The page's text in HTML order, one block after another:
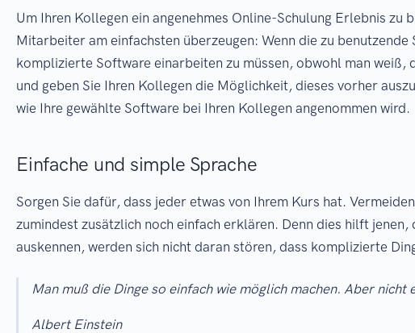
Um Ihren Kollegen ein angenehmes Online-Schulung Erlebnis
Mitarbeiter am einfachsten überzeugen: Wenn die zu
komplizierte Software einarbeiten zu müssen, obwohl man
und geben Sie Ihren Kollegen die Möglichkeit, dieses vorher
wie Ihre gewählte Software bei Ihren Kollegen angenommen wird.
Einfache und simple Sprache
Sorgen Sie dafür, dass jeder etwas von Ihrem Kurs hat.
zumindest zusätzlich noch einfach erklären. Denn dies hilft
auskennen, werden sich nicht daran stören, dass komplizierte
Man muß die Dinge so einfach wie möglich machen. Aber nicht
Albert Einstein